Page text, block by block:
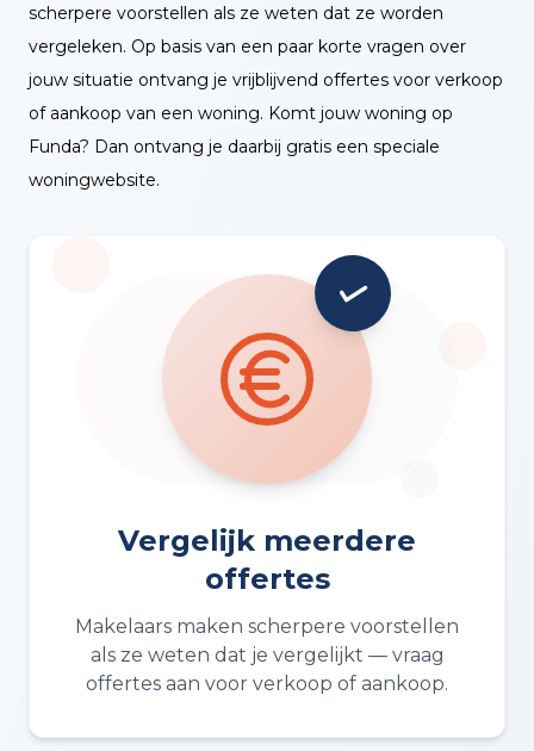
scherpere voorstellen als ze weten dat ze worden
vergeleken. Op basis van een paar korte vragen over
jouw situatie ontvang je vrijblijvend offertes voor verkoop
of aankoop van een woning. Komt jouw woning op
Funda? Dan ontvang je daarbij gratis een speciale
woningwebsite.
Vergelijk meerdere
offertes
Makelaars maken scherpere voorstellen
als ze weten dat je vergelijkt — vraag
offertes aan voor verkoop of aankoop.